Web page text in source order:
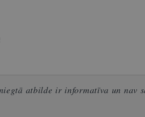
atbilde ir informatīva un nav